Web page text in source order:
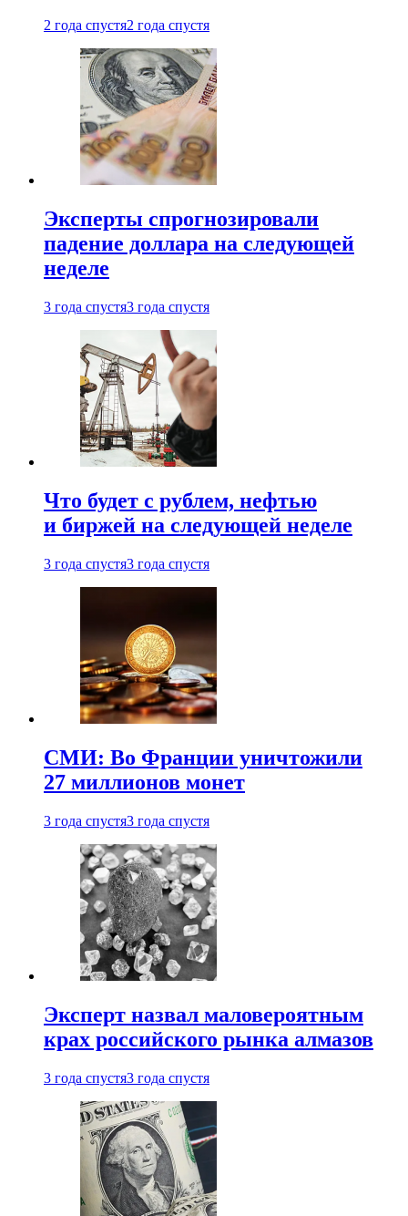
2 года спустя2 года спустя
Эксперты спрогнозировали
падение доллара на следующей
неделе
3 года спустя3 года спустя
Что будет с рублем, нефтью
и биржей на следующей неделе
3 года спустя3 года спустя
СМИ: Во Франции уничтожили
27 миллионов монет
3 года спустя3 года спустя
Эксперт назвал маловероятным
крах российского рынка алмазов
3 года спустя3 года спустя